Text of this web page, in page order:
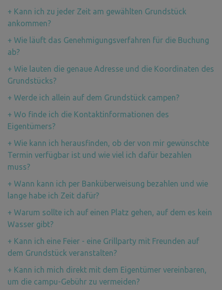
+ Kann ich zu jeder Zeit am gewählten Grundstück
ankommen?
+ Wie läuft das Genehmigungsverfahren für die Buchung
ab?
+ Wie lauten die genaue Adresse und die Koordinaten des
Grundstücks?
+ Werde ich allein auf dem Grundstück campen?
+ Wo finde ich die Kontaktinformationen des
Eigentümers?
+ Wie kann ich herausfinden, ob der von mir gewünschte
Termin verfügbar ist und wie viel ich dafür bezahlen
muss?
+ Wann kann ich per Banküberweisung bezahlen und wie
lange habe ich Zeit dafür?
+ Warum sollte ich auf einen Platz gehen, auf dem es kein
Wasser gibt?
+ Kann ich eine Feier - eine Grillparty mit Freunden auf
dem Grundstück veranstalten?
+ Kann ich mich direkt mit dem Eigentümer vereinbaren,
um die campu-Gebühr zu vermeiden?